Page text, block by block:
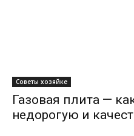
Советы хозяйке
Газовая плита —
недорогую и